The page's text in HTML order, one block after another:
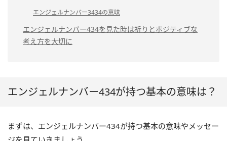
エンジェルナンバー3434の意味
エンジェルナンバー434を見た時は祈りとポジティブな
考え方を大切に
エンジェルナンバー434が持つ基本の意味は？
まずは、エンジェルナンバー434が持つ基本の意味やメッセー